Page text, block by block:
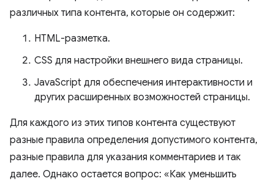
различных типа контента, которые он содержит:
HTML-разметка.
CSS для настройки внешнего вида страницы.
JavaScript для обеспечения интерактивности и
других расширенных возможностей страницы.
Для каждого из этих типов контента существуют
разные правила определения допустимого контента,
разные правила для указания комментариев и так
далее. Однако остается вопрос: «Как уменьшить